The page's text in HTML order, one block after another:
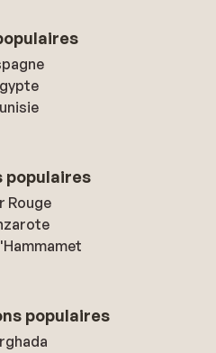
populaires
Rouge
populaires